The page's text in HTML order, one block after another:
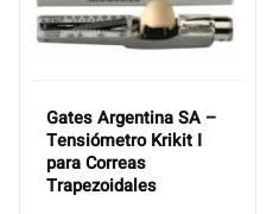
Gates Argentina SA –
Tensiómetro Krikit I
para Correas
Trapezoidales